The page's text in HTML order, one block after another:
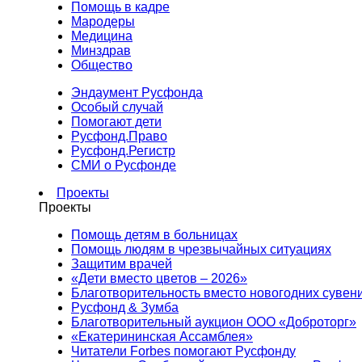
Помощь в кадре
Мародеры
Медицина
Минздрав
Общество
Эндаумент Русфонда
Особый случай
Помогают дети
Русфонд.Право
Русфонд.Регистр
СМИ о Русфонде
Проекты
Проекты
Помощь детям в больницах
Помощь людям в чрезвычайных ситуациях
Защитим врачей
«Дети вместо цветов – 2026»
Благотворительность вместо новогодних
Русфонд & Зумба
Благотворительный аукцион ООО «Доброторг»
«Екатерининская Ассамблея»
Читатели Forbes помогают Русфонду